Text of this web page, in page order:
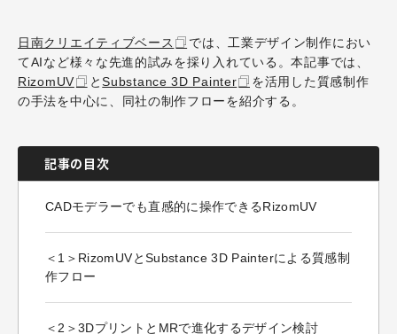
日南クリエイティブベース
では、工業デザイン制作におい
てAIなど様々な先進的試みを採り入れている。本記事では、
RizomUV
とSubstance 3D Painter
を活用した質感制作
の手法を中心に、同社の制作フローを紹介する。
記事の目次
CADモデラーでも直感的に操作できるRizomUV
＜1＞RizomUVとSubstance 3D Painterによる質感制
作フロー
＜2＞3DプリントとMRで進化するデザイン検討